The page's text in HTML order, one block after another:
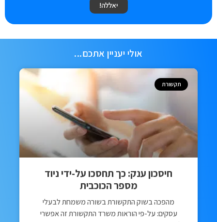
יאללה!
אולי יעניין אתכם...
תקשורת
חיסכון ענק: כך תחסכו על-ידי ניוד
מספר הכוכבית
מהפכה בשוק התקשורת בשורה משמחת לבעלי
עסקים: על-פי הוראות משרד התקשורת זה אפשרי